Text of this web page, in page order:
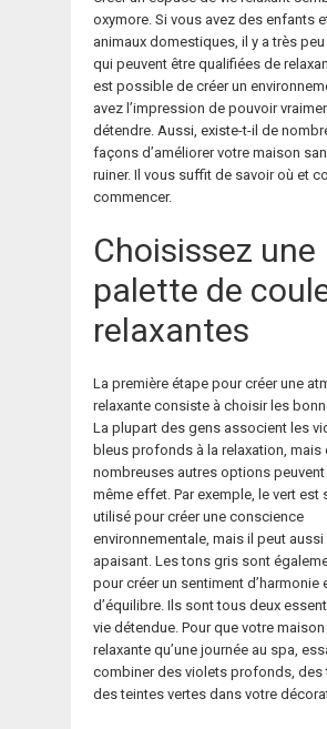
oxymore. Si vous avez des enfants
animaux domestiques, il y a très
qui peuvent être qualifiées de
est possible de créer un
avez l’impression de pouvoir
détendre. Aussi, existe-t-il de
façons d’améliorer votre maison
ruiner. Il vous suffit de savoir où et
commencer.
Choisissez une
palette de
relaxantes
La première étape pour créer une
relaxante consiste à choisir les
La plupart des gens associent les
bleus profonds à la relaxation, mais
nombreuses autres options peuvent
même effet. Par exemple, le vert est
utilisé pour créer une conscience
environnementale, mais il peut aussi
apaisant. Les tons gris sont
pour créer un sentiment d’harmonie
d’équilibre. Ils sont tous deux
vie détendue. Pour que votre
relaxante qu’une journée au spa,
combiner des violets profonds, des
des teintes vertes dans votre